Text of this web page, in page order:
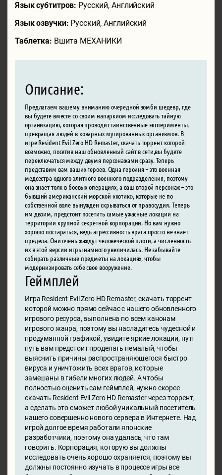
Язык субтитров: Русский, Английский
Язык озвучки: Русский, Английский
Таблетка: Вшита МЕХАНИКИ
Описание:
Предлагаем вашему вниманию очередной зомби шедевр, где
вы будете вместе со своим напаркиом исследовать тайную
организацию, которая проводит таинственные эксперименты,
превращая людей в коварных мутированных организмов. В
игре Resident Evil Zero HD Remaster, скачать торрент которой
возможно, посетив наш обновленный сайт в сети,вы будете
переключаться между двумя персонажами сразу. Теперь
представим вам ваших героев. Одна героиня – это военная
медсестра одного элитного военного подразделения, поэтому
она знает толк в боевых операциях, а ваш второй персонаж – это
бывший американский морской «котик», которые не по
собственной воле вынужден скрываться от правосудия. Теперь
им двоим, предстоит посетить самые ужасные локации на
территории крупной секретной корпорации. Но вам нужно
хорошо постараться, ведь агрессивность врага просто не знает
предела. Они очень жаждут человеческой плоти, а численность
их в этой версии игры намного увеличилась. Не забывайте
собирать различные предметы на локациях, чтобы
модернизировать себе свое вооружение.
Геймплей
Игра Resident Evil Zero HD Remaster, скачать торрент
которой можно прямо сейчас с нашего обновленного
игрового ресурса, выполнена по всем канонам
игрового жанра, поэтому вы насладитесь чудесной и
продуманной графикой, увидите яркие локации, ну п
путь вам предстоит проделать немалый, чтобы
выяснить причины распространяющегося быстро
вируса и уничтожить всех врагов, которые
замешаны в гибели многих людей. А чтобы
полностью оценить сам геймплей, нужно скорее
скачать Resident Evil Zero HD Remaster через торрент,
а сделать это сможет любой уникальный посетитель
нашего совершенно нового сервера в Интернете. Над
игрой долгое время работали японские
разработчики, поэтому она удалась, что там
говорить. Корпорация, которую вы должны
исследовать очень хорошо охраняется, поэтому вы
должны постоянно изучать в процессе игры все